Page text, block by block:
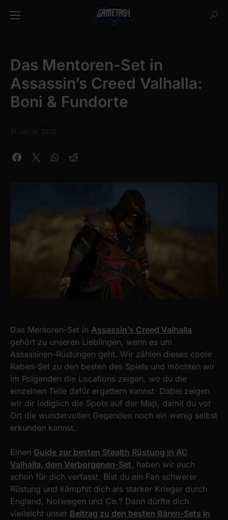
Das Mentoren-Set in
Assassin’s Creed Valhalla:
Boni & Fundorte
31. Januar 2022
Das Mentoren-Set in Assassin’s Creed Valhalla
gehört zu unseren Lieblingen, wenn es um
Assassinen-Rüstungen geht. Wir zählen dieses coole
Raben-Set zu den besten des Spiels und möchten wir
im Folgenden die Locations zeigen, wo du die
einzelnen Teile dafür ergattern kannst. Dabei zeigen
wir dir lediglich die Spots auf der Map, damit du vor
Ort die wundervollen Gegenden noch ein wenig selbst
erkunden kannst.
Einen Guide zur besten Stealth Rüstung in AC
Valhalla, dem Verborgenen-Set, haben wir auch
schon für dich verfasst. Bist du ein Fan schwerer
Rüstung und kämpfst dich als starker Krieger durch
England, Norwegen und Co.? Dann dürfte dich
vielleicht unser Beitrag zu den besten Bären-Sets in